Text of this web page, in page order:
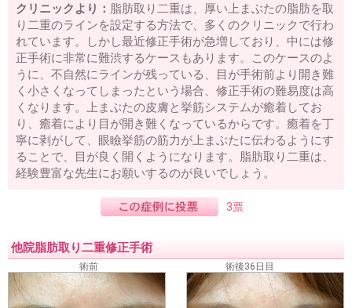
クリニックより： 脂肪取り二重は、厚い上まぶたの脂肪を取
り二重のラインを設定する方法で、多くのクリニックで行わ
れています。しかし最近修正手術が急増しており、中には修
正手術に非常に難渋するケースもあります。このケースのよ
うに、不自然にラインが残っている、目が手術前より開き難
く小さくなってしまったという場合、修正手術の難易度は高
くなります。上まぶたの皮膚と挙筋システムが癒着してお
り、癒着により目が開き難くなっているからです。癒着を丁
寧に剥がして、眼瞼挙筋の筋力が上まぶたに伝わるようにす
ることで、目が良く開くようになります。脂肪取り二重は、
経験豊富な先生にお願いするのが良いでしょう。
3票
他院脂肪取り二重修正手術
術前 術後36日目